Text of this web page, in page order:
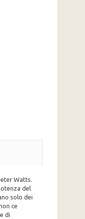
Watts.
del
solo dei
ce
di